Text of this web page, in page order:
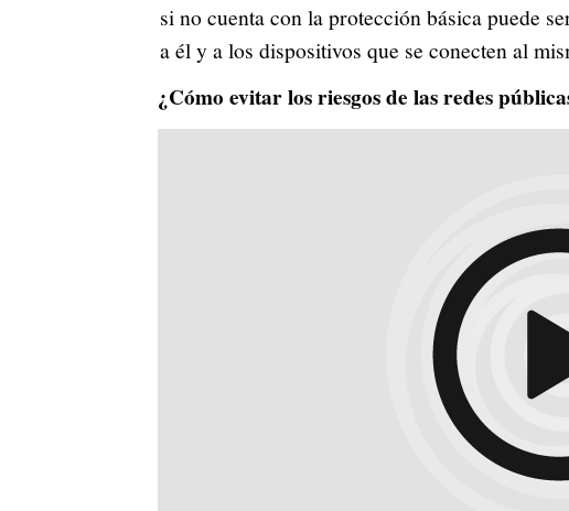
si no cuenta con la protección básica puede
a él y a los dispositivos que se conecten al
¿Cómo evitar los riesgos de las redes